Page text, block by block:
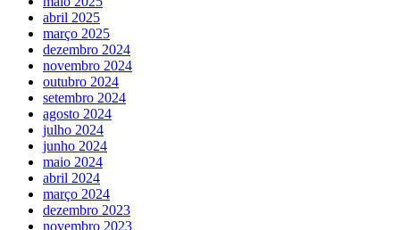
abril 2025
março 2025
dezembro 2024
novembro 2024
outubro 2024
setembro 2024
agosto 2024
julho 2024
junho 2024
maio 2024
abril 2024
março 2024
dezembro 2023
novembro 2023